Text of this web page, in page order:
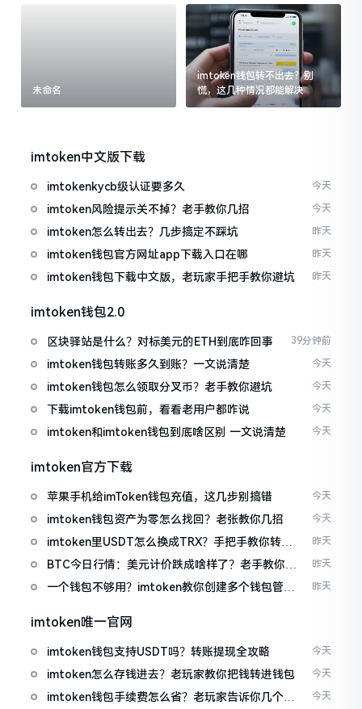
未命名
imtoken钱包转不出去？别
慌，这几种情况都能解决
imtoken中文版下载
imtokenkycb级认证要多久 今天
imtoken风险提示关不掉？老手教你几招 今天
imtoken怎么转出去？几步搞定不踩坑 昨天
imtoken钱包官方网址app下载入口在哪 昨天
imtoken钱包下载中文版，老玩家手把手教你避坑 昨天
imtoken钱包2.0
区块驿站是什么？对标美元的ETH到底咋回事 39分钟前
imtoken钱包转账多久到账？一文说清楚 今天
imtoken钱包怎么领取分叉币？老手教你避坑 今天
下载imtoken钱包前，看看老用户都咋说 今天
imtoken和imtoken钱包到底啥区别 一文说清楚 今天
imtoken官方下载
苹果手机给imToken钱包充值，这几步别搞错 今天
imtoken钱包资产为零怎么找回？老张教你几招 今天
imtoken里USDT怎么换成TRX？手把手教你转成
波场币
昨天
BTC今日行情：美元计价跌成啥样了？老手教你咋
昨天
一个钱包不够用？imtoken教你创建多个钱包管理
昨天
imtoken唯一官网
imtoken钱包支持USDT吗？转账提现全攻略 今天
imtoken怎么存钱进去？老玩家教你把钱转进钱包 今天
imtoken钱包手续费怎么省？老玩家告诉你几个实
今天